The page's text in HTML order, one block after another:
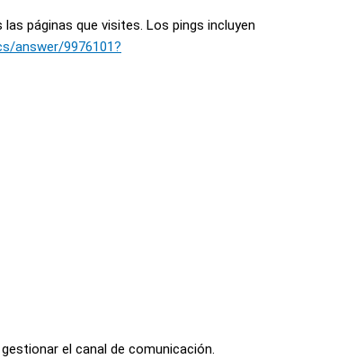
páginas que visites. Los pings incluyen
answer/9976101?
el canal de comunicación.